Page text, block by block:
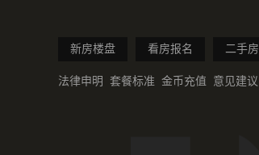
新房楼盘 看房报名 二手房
法律申明 套餐标准 金币充值 意见建议